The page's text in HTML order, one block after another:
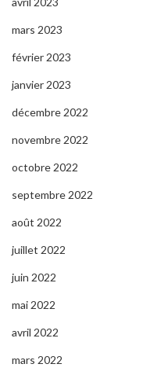
mars 2023
février 2023
janvier 2023
décembre 2022
novembre 2022
octobre 2022
septembre 2022
août 2022
juillet 2022
juin 2022
mai 2022
avril 2022
mars 2022